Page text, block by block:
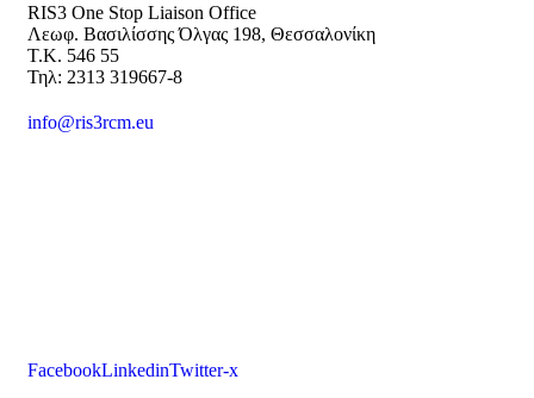
RIS3 One Stop Liaison Office
Λεωφ. Βασιλίσσης Όλγας 198, Θεσσαλονίκη
Τ.Κ. 546 55
Τηλ: 2313 319667-8
info@ris3rcm.eu
FacebookLinkedinTwitter-x